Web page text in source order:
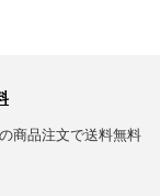
商品注文で送料無料